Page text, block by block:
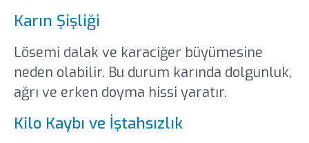
Karın Şişliği
Lösemi dalak ve karaciğer büyümesine
neden olabilir. Bu durum karında dolgunluk,
ağrı ve erken doyma hissi yaratır.
Kilo Kaybı ve İştahsızlık